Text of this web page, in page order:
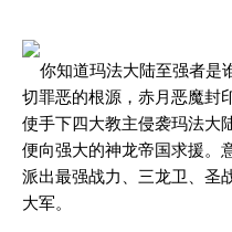
你知道玛法大陆至强者是
切罪恶的根源，赤月恶魔封
使手下四大教主侵袭玛法大
便向强大的神龙帝国求援。
派出最强战力、三龙卫、圣
大军。